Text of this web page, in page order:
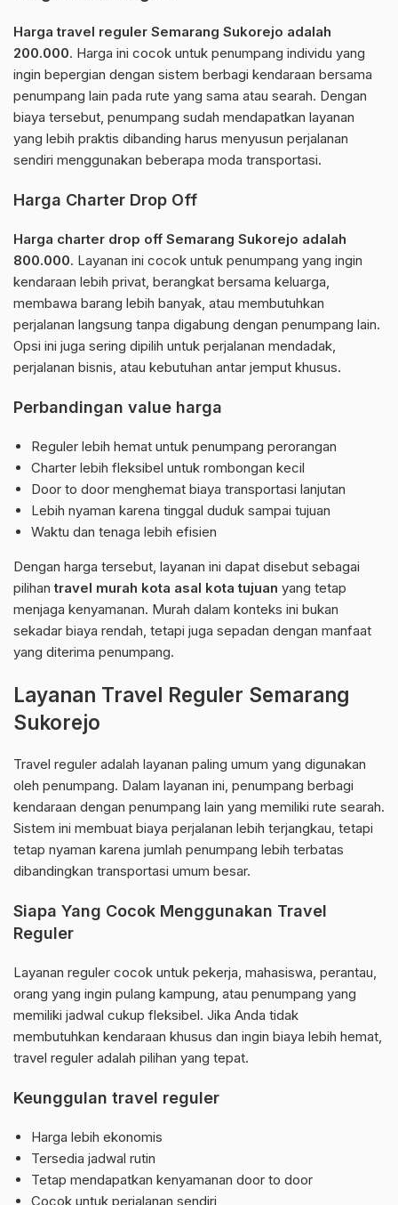
Harga travel reguler Semarang Sukorejo adalah
200.000. Harga ini cocok untuk penumpang individu yang
ingin bepergian dengan sistem berbagi kendaraan bersama
penumpang lain pada rute yang sama atau searah. Dengan
biaya tersebut, penumpang sudah mendapatkan layanan
yang lebih praktis dibanding harus menyusun perjalanan
sendiri menggunakan beberapa moda transportasi.
Harga Charter Drop Off
Harga charter drop off Semarang Sukorejo adalah
800.000. Layanan ini cocok untuk penumpang yang ingin
kendaraan lebih privat, berangkat bersama keluarga,
membawa barang lebih banyak, atau membutuhkan
perjalanan langsung tanpa digabung dengan penumpang lain.
Opsi ini juga sering dipilih untuk perjalanan mendadak,
perjalanan bisnis, atau kebutuhan antar jemput khusus.
Perbandingan value harga
Reguler lebih hemat untuk penumpang perorangan
Charter lebih fleksibel untuk rombongan kecil
Door to door menghemat biaya transportasi lanjutan
Lebih nyaman karena tinggal duduk sampai tujuan
Waktu dan tenaga lebih efisien
Dengan harga tersebut, layanan ini dapat disebut sebagai
pilihantravel murah kota asal kota tujuan yang tetap
menjaga kenyamanan. Murah dalam konteks ini bukan
sekadar biaya rendah, tetapi juga sepadan dengan manfaat
yang diterima penumpang.
Layanan Travel Reguler Semarang
Sukorejo
Travel reguler adalah layanan paling umum yang digunakan
oleh penumpang. Dalam layanan ini, penumpang berbagi
kendaraan dengan penumpang lain yang memiliki rute searah.
Sistem ini membuat biaya perjalanan lebih terjangkau, tetapi
tetap nyaman karena jumlah penumpang lebih terbatas
dibandingkan transportasi umum besar.
Siapa Yang Cocok Menggunakan Travel
Reguler
Layanan reguler cocok untuk pekerja, mahasiswa, perantau,
orang yang ingin pulang kampung, atau penumpang yang
memiliki jadwal cukup fleksibel. Jika Anda tidak
membutuhkan kendaraan khusus dan ingin biaya lebih hemat,
travel reguler adalah pilihan yang tepat.
Keunggulan travel reguler
Harga lebih ekonomis
Tersedia jadwal rutin
Tetap mendapatkan kenyamanan door to door
Cocok untuk perjalanan sendiri